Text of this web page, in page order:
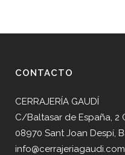
CONTACTO
CERRAJERÍA GAUDÍ
C/Baltasar de España, 2
08970 Sant Joan Despí,
info@cerrajeriagaudi.com